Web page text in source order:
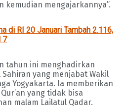
kemudian mengajarkannya”.
di RI 20 Januari Tambah 2.116,
7
tahun ini menghadirkan
yang menjabat Wakil
Yogyakarta. Ia memberikan
yang tidak bisa
malam Lailatul Qadar.